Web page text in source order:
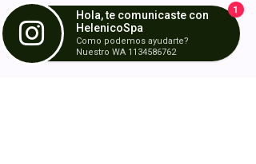
Hola, te comunicaste con
HelenicoSpa
Como podemos ayudarte?
Nuestro WA 1134586762
1